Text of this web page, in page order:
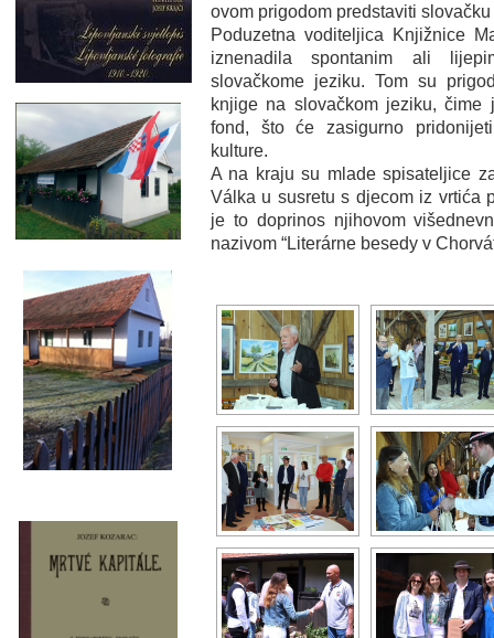
ovom prigodom predstaviti
Poduzetna voditeljica Knjižnice
iznenadila spontanim ali
slovačkome jeziku. Tom su
knjige na slovačkom jeziku, čime
fond, što će zasigurno
kulture.
A na kraju su mlade spisateljice
Válka u susretu s djecom iz vrtića
je to doprinos njihovom
nazivom “Literárne besedy v